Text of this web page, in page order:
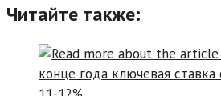
Читайте также: